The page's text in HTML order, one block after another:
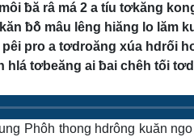
ƀă râ má 2 a tíu tơkăng
ƀô̆ mâu lêng hiăng lo lăm
pro a tơdroăng xúa hdrối
hlá tơbeăng ai ƀai chêh tối
Phôh thong hdrông kuăn